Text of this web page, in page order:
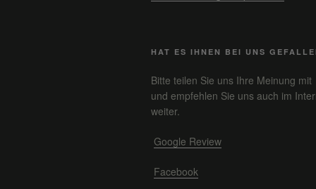
HAT ES IHNEN BEI UNS
Bitte teilen Sie uns Ihre Meinung mit
und empfehlen Sie uns auch im
weiter.
Google Review
Facebook